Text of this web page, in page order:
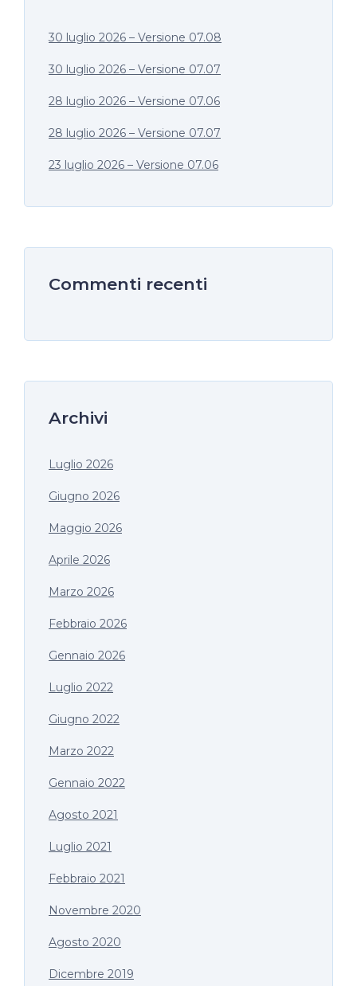
30 luglio 2026 – Versione 07.08
30 luglio 2026 – Versione 07.07
28 luglio 2026 – Versione 07.06
28 luglio 2026 – Versione 07.07
23 luglio 2026 – Versione 07.06
Commenti recenti
Archivi
Luglio 2026
Giugno 2026
Maggio 2026
Aprile 2026
Marzo 2026
Febbraio 2026
Gennaio 2026
Luglio 2022
Giugno 2022
Marzo 2022
Gennaio 2022
Agosto 2021
Luglio 2021
Febbraio 2021
Novembre 2020
Agosto 2020
Dicembre 2019